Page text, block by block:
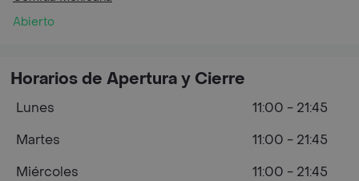
Abierto
Horarios de Apertura y Cierre
Lunes
11:00 - 21:45
Martes
11:00 - 21:45
Miércoles
11:00 - 21:45